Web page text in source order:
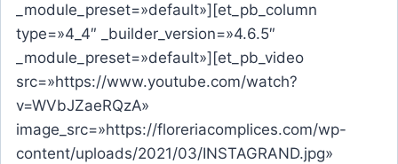
_module_preset=»default»][et_pb_column
type=»4_4″ _builder_version=»4.6.5″
_module_preset=»default»][et_pb_video
src=»https://www.youtube.com/watch?
v=WVbJZaeRQzA»
image_src=»https://floreriacomplices.com/wp-
content/uploads/2021/03/INSTAGRAND.jpg»